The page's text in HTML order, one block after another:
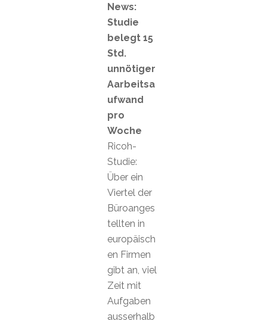
News:
Studie
belegt 15
Std.
unnötiger
Aarbeitsa
ufwand
pro
Woche
Ricoh-
Studie:
Über ein
Viertel der
Büroanges
tellten in
europäisch
en Firmen
gibt an, viel
Zeit mit
Aufgaben
ausserhalb